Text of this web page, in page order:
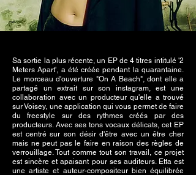
Sa sortie la plus récente, un EP de 4 titres intitulé '2
Meters Apart', a été créée pendant la quarantaine.
Le morceau d'ouverture "On A Beach", dont elle a
partagé un extrait sur son instagram, est une
collaboration avec un producteur qu'elle a trouvé
sur Voisey, une application qui vous permet de faire
du freestyle sur des rythmes créés par des
producteurs. Avec ses tons vocaux délicats, cet EP
est centré sur son désir d'être avec un être cher
mais ne peut pas le faire en raison des règles de
verrouillage. Tout comme tout son travail, ce projet
est sincère et apaisant pour ses auditeurs. Etta est
une artiste et auteur-compositeur bien équilibrée